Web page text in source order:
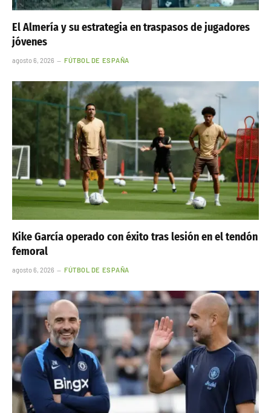
El Almería y su estrategia en traspasos de jugadores
jóvenes
agosto 6, 2026 FÚTBOL DE ESPAÑA
Kike García operado con éxito tras lesión en el tendón
femoral
agosto 6, 2026 FÚTBOL DE ESPAÑA